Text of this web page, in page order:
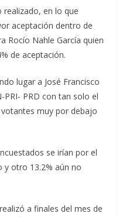
realizado, en lo que
aceptación dentro de
Rocío Nahle García quien
de aceptación.
lugar a José Francisco
PRI- PRD con tan solo el
muy por debajo
se irían por el
y otro 13.2% aún no
a finales del mes de